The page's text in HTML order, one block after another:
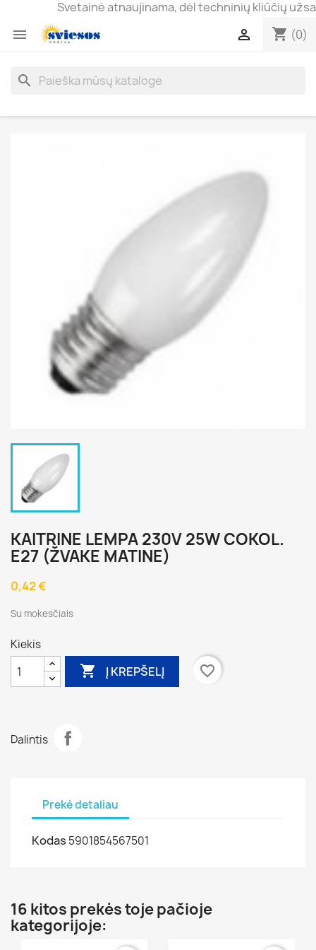
Svetainė atnaujinama, dėl techninių kliūčių
 shopping_cart (0)

search
KAITRINE LEMPA 230V 25W COKOL.
E27 (ŽVAKE MATINE)
0,42 €
Su mokesčiais
Kiekis
 Į KREPŠELĮ favorite_border
Dalintis
Prekė detaliau
Kodas 5901854567501
16 kitos prekės toje pačioje
kategorijoje: